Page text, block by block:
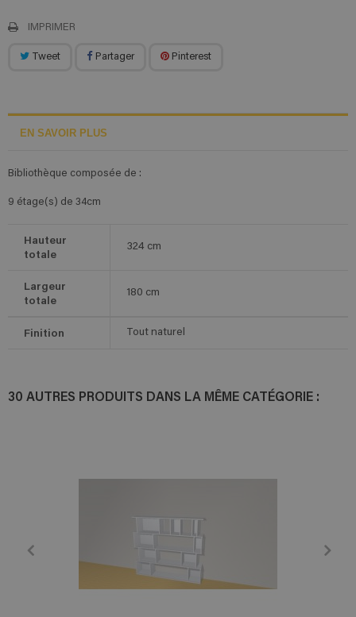
IMPRIMER
Tweet Partager Pinterest
EN SAVOIR PLUS
Bibliothèque composée de :
9 étage(s) de 34cm
Hauteur
totale
324 cm
Largeur
totale
180 cm
Finition Tout naturel
30 AUTRES PRODUITS DANS LA MÊME CATÉGORIE :